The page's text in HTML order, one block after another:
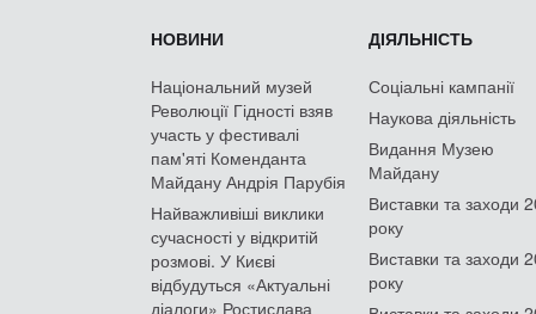
НОВИНИ
Національний музей
Революції Гідності взяв
участь у фестивалі
пам'яті Коменданта
Майдану Андрія Парубія
Найважливіші виклики
сучасності у відкритій
розмові. У Києві
відбудуться «Актуальні
діалоги» Ростислава
ДІЯЛЬНІСТЬ
Соціальні кампанії
Наукова діяльність
Видання Музею
Майдану
Виставки та заходи
року
Виставки та заходи
року